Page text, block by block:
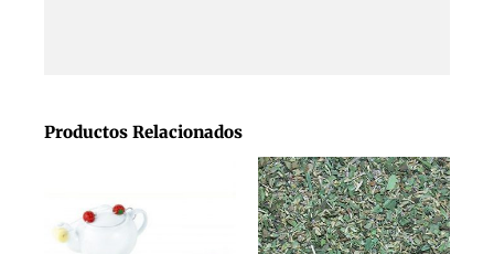
Productos Relacionados